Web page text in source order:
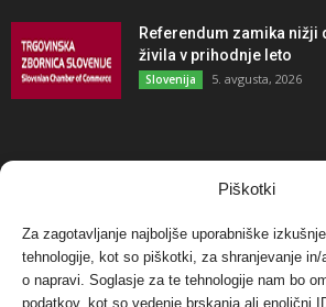
Piškotki
Za zagotavljanje najboljše uporabniške
tehnologije, kot so piškotki, za shranjevanje
o napravi. Soglasje za te tehnologije nam bo
podatkov, kot so vedenje brskanja ali enolični
Referendum zamika nižji
živila v prihodnje leto
Slovenija 5. avgusta, 2026
NAJBOLJ KOMENTIRANO
Protest proti vetrnim
svetu pa vedno bolj...
Dogodki 12. maja, 2017